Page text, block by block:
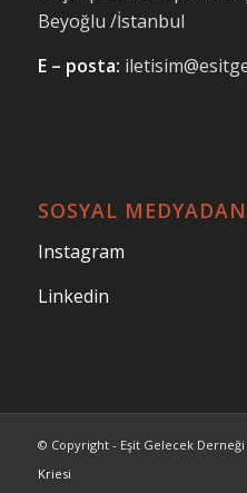
Beyoğlu /İstanbul
E – posta:
SOSYAL
Instagram
Linkedin
© Copyright - Eşit Gelecek Derneği
Kriesi